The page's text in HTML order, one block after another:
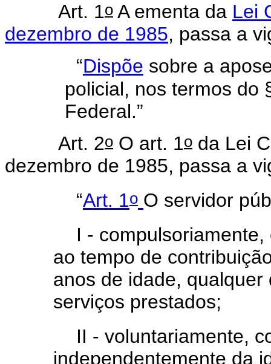
Art. 1o A ementa da Lei
dezembro de 1985, passa a
“Dispõe sobre a
policial, nos termos do
Federal.”
Art. 2o O art. 1o da Lei
dezembro de 1985, passa a
“Art. 1o O servidor
I -
ao tempo de
anos de idade,
serviços prestados;
II - voluntariamente,
independentemente da